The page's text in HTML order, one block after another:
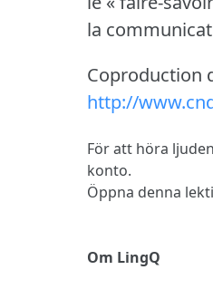
la
Coproduction
http://
För att höra
konto.
Öppna denna
Om LingQ